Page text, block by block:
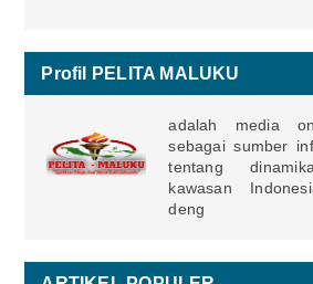
Profil PELITA MALUKU
adalah media
sebagai sumber
tentang
kawasan
deng